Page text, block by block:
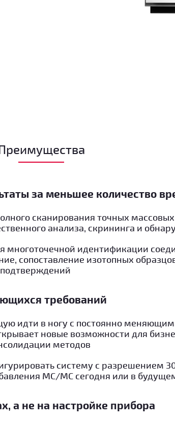
за меньшее количество
сканирования точных
анализа, скрининга и
многоточечной идентификации
сопоставление изотопных
требований
идти в ногу с постоянно
новые возможности для
методов
систему с разрешением
МС/МС сегодня или в
а не на настройке прибора